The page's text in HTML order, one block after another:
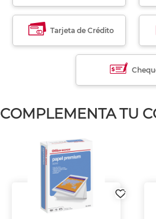
Tarjeta de Crédito
COMPLEMENTA TU